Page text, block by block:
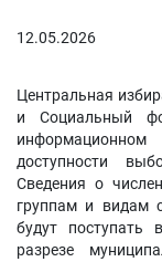
12.05.2026
Центральная
и Социальный
доступности
Сведения о
группам и видам
будут поступать
разрезе